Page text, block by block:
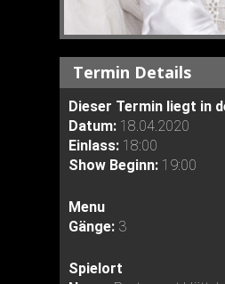
Termin Details
Dieser Termin liegt in
Datum: 18.04.2020
Einlass: 18:00
Show Beginn: 19:00
Menu
Gänge: 3
Spielort